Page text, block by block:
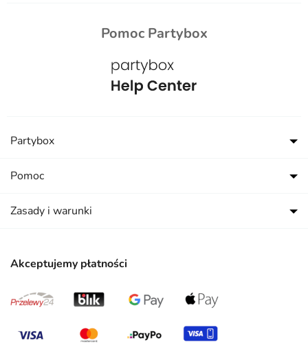
Pomoc Partybox
Akceptujemy płatności
Partybox
Pomoc
Zasady i warunki